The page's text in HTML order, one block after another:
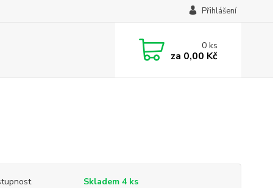
Přihlášení
0ks
za 0,00 Kč
Skladem 4 ks